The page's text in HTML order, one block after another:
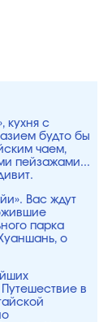
кухня с
будто бы
чаем,
пейзажами...
Вас ждут
парка
о
в